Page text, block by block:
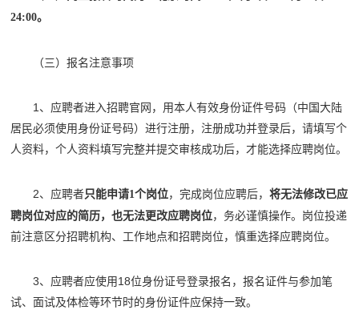
24:00。
（三）报名注意事项
1、应聘者进入招聘官网，用本人有效身份证件号码（中国大陆
居民必须使用身份证号码）进行注册，注册成功并登录后，请填写个
人资料，个人资料填写完整并提交审核成功后，才能选择应聘岗位。
2、应聘者只能申请1个岗位，完成岗位应聘后，将无法修改已应
聘岗位对应的简历，也无法更改应聘岗位，务必谨慎操作。岗位投递
前注意区分招聘机构、工作地点和招聘岗位，慎重选择应聘岗位。
3、应聘者应使用18位身份证号登录报名，报名证件与参加笔
试、面试及体检等环节时的身份证件应保持一致。